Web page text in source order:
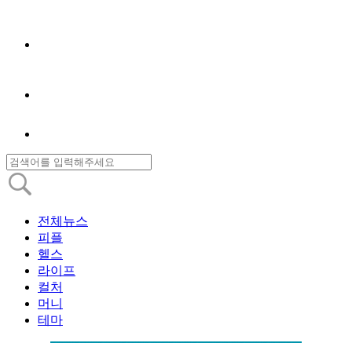
전체뉴스
피플
헬스
라이프
컬처
머니
테마